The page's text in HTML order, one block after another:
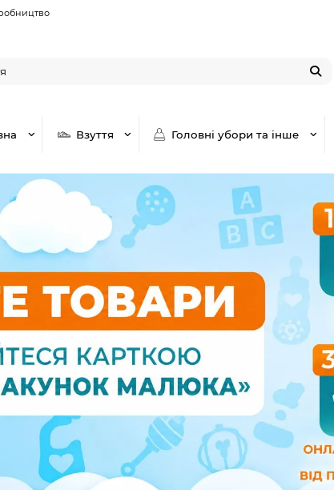
Взуття Головні убори та інше